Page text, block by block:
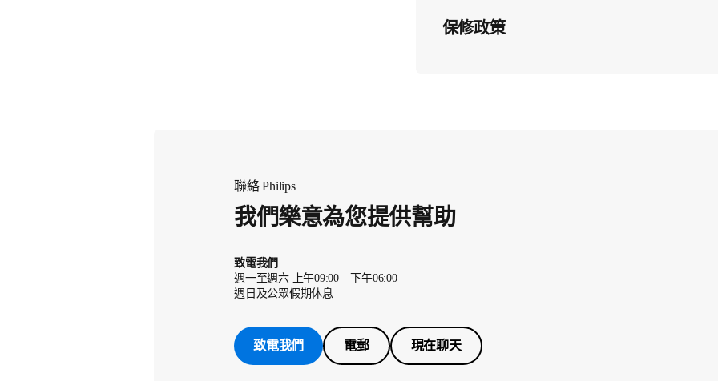
保修政策
聯絡 Philips
我們樂意為您提供幫助
致電我們
週一至週六 上午09:00 – 下午06:00
週日及公眾假期休息
致電我們 電郵 現在聊天